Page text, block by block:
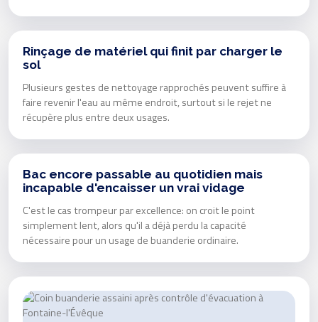
Rinçage de matériel qui finit par charger le
sol
Plusieurs gestes de nettoyage rapprochés peuvent suffire à
faire revenir l'eau au même endroit, surtout si le rejet ne
récupère plus entre deux usages.
Bac encore passable au quotidien mais
incapable d'encaisser un vrai vidage
C'est le cas trompeur par excellence: on croit le point
simplement lent, alors qu'il a déjà perdu la capacité
nécessaire pour un usage de buanderie ordinaire.